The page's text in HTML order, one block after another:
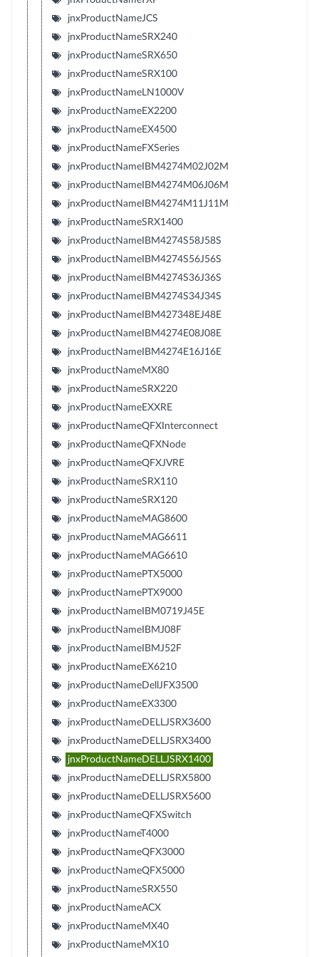
jnxProductNameJCS
jnxProductNameSRX240
jnxProductNameSRX650
jnxProductNameSRX100
jnxProductNameLN1000V
jnxProductNameEX2200
jnxProductNameEX4500
jnxProductNameFXSeries
jnxProductNameIBM4274M02J02M
jnxProductNameIBM4274M06J06M
jnxProductNameIBM4274M11J11M
jnxProductNameSRX1400
jnxProductNameIBM4274S58J58S
jnxProductNameIBM4274S56J56S
jnxProductNameIBM4274S36J36S
jnxProductNameIBM4274S34J34S
jnxProductNameIBM427348EJ48E
jnxProductNameIBM4274E08J08E
jnxProductNameIBM4274E16J16E
jnxProductNameMX80
jnxProductNameSRX220
jnxProductNameEXXRE
jnxProductNameQFXInterconnect
jnxProductNameQFXNode
jnxProductNameQFXJVRE
jnxProductNameSRX110
jnxProductNameSRX120
jnxProductNameMAG8600
jnxProductNameMAG6611
jnxProductNameMAG6610
jnxProductNamePTX5000
jnxProductNamePTX9000
jnxProductNameIBM0719J45E
jnxProductNameIBMJ08F
jnxProductNameIBMJ52F
jnxProductNameEX6210
jnxProductNameDellJFX3500
jnxProductNameEX3300
jnxProductNameDELLJSRX3600
jnxProductNameDELLJSRX3400
jnxProductNameDELLJSRX1400
jnxProductNameDELLJSRX5800
jnxProductNameDELLJSRX5600
jnxProductNameQFXSwitch
jnxProductNameT4000
jnxProductNameQFX3000
jnxProductNameQFX5000
jnxProductNameSRX550
jnxProductNameACX
jnxProductNameMX40
jnxProductNameMX10